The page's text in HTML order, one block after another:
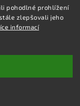
pohodlné prohlížení
zlepšovali jeho
informací